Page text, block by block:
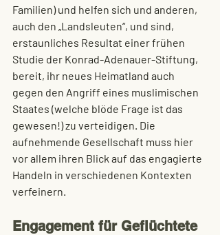
Familien) und helfen sich und anderen,
auch den „Landsleuten“, und sind,
erstaunliches Resultat einer frühen
Studie der Konrad-Adenauer-Stiftung,
bereit, ihr neues Heimatland auch
gegen den Angriff eines muslimischen
Staates (welche blöde Frage ist das
gewesen!) zu verteidigen. Die
aufnehmende Gesellschaft muss hier
vor allem ihren Blick auf das engagierte
Handeln in verschiedenen Kontexten
verfeinern.
Engagement für Geflüchtete